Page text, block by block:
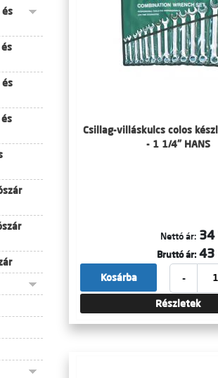
Csillag-villáskulcs colos
- 1 1/4" HANS
Nettó ár: 34
Bruttó ár: 43
-
Kosárba
Részletek